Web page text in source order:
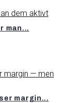
man...
margin...